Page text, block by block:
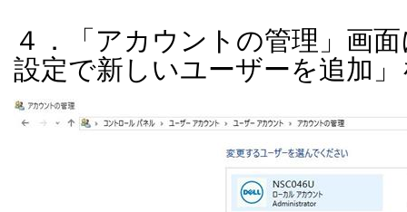
４．「アカウントの管理」画
設定で新しいユーザーを追加